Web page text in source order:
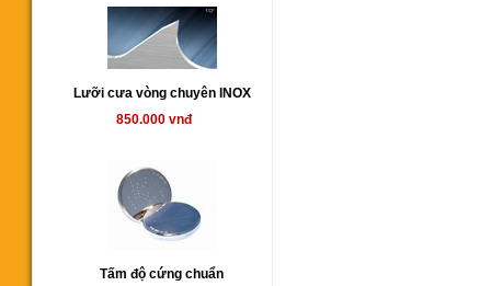
Lưỡi cưa vòng chuyên INOX
850.000 vnđ
Tấm độ cứng chuẩn